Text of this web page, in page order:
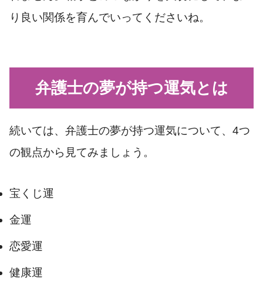
り良い関係を育んでいってくださいね。
弁護士の夢が持つ運気とは
続いては、弁護士の夢が持つ運気について、4つ
の観点から見てみましょう。
宝くじ運
金運
恋愛運
健康運